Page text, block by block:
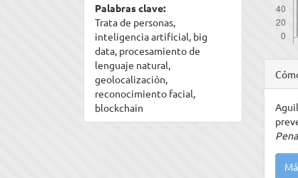
Palabras clave:
Trata de personas,
inteligencia artificial, big
data, procesamiento de
lenguaje natural,
geolocalización,
reconocimiento facial,
blockchain
del